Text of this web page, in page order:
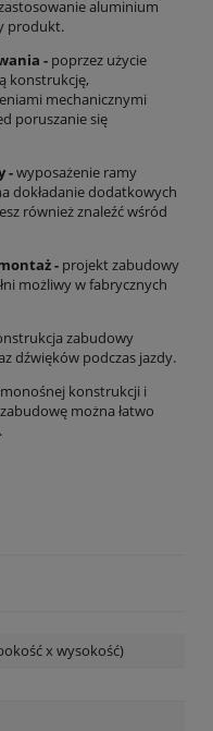
aluminium
produkt.
- poprzez użycie
konstrukcję,
mechanicznymi
poruszanie się
-wyposażenie ramy
dokładanie dodatkowych
również znaleźć wśród
- projekt zabudowy
możliwy w fabrycznych
zabudowy
dźwięków podczas jazdy.
konstrukcji i
można łatwo
x wysokość)